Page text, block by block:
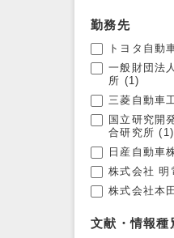
勤務先
トヨタ自動
一般財団法
所 (1)
三菱自動車
国立研究開
合研究所 (1)
日産自動車
株式会社 明
株式会社本
文献・情報種